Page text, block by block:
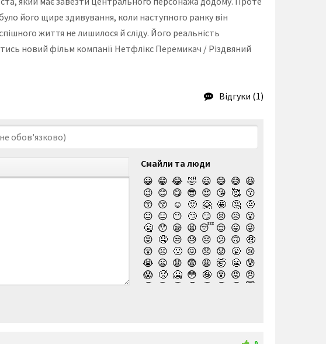
його щире здивування, коли наступного ранку він
життя не лишилося й сліду. Його реальність
новий фільм компанії Нетфлікс Перемикач / Різдвяний
Відгуки (1)
Смайли та люди
😀 😁 😂 🤣 😃 😄 😅 😆
😉 😊 😋 😎 😍 😘 🥰 😗
😙 😚 ☺️ 🙂 🤗 🤩 🤔 🤨
😐 😑 😶 🙄 😏 😣 😥 😮
🤐 😯 😪 😫 😴 😌 😛 😜
😝 🤤 😒 😓 😔 😕 🙃 🤑
😲 ☹️ 🙁 😖 😞 😟 😤 😢
😭 😦 😧 😨 😩 🤯 😬 😰
😱 🥵 🥶 😳 🤪 😵 😡 😠
🤬
😷 🤒 🤕 🤢 🤮 🤧 😇
🙉